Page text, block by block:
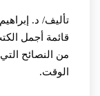
تأليف/ د.
قائمة أجمل
من النصائح
الوقت.